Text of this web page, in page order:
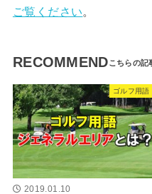
ご覧ください。
RECOMMEND
ゴルフ用語
2019.01.10